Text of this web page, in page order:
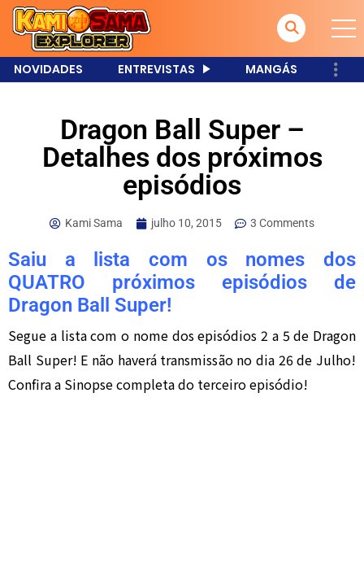
NOVIDADES ENTREVISTAS MANGÁS
Dragon Ball Super –
Detalhes dos próximos
episódios
Kami Sama julho 10, 2015 3 Comments
Saiu a lista com os nomes dos
QUATRO próximos episódios de
Dragon Ball Super!
Segue a lista com o nome dos episódios 2 a 5 de Dragon
Ball Super! E não haverá transmissão no dia 26 de Julho!
Confira a Sinopse completa do terceiro episódio!